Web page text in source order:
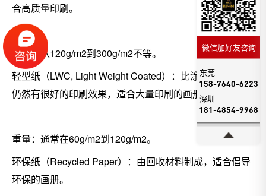
合高质量印刷。
重量：从120g/m2到300g/m2不等。
轻型纸（LWC, Light Weight Coated）：比涂布纸轻，但
仍然有很好的印刷效果，适合大量印刷的画册。
重量：通常在60g/m2到120g/m2。
环保纸（Recycled Paper）：由回收材料制成，适合倡导
环保的画册。
微信加好友咨询
东莞
158-7640-6223
深圳
181-4854-9968